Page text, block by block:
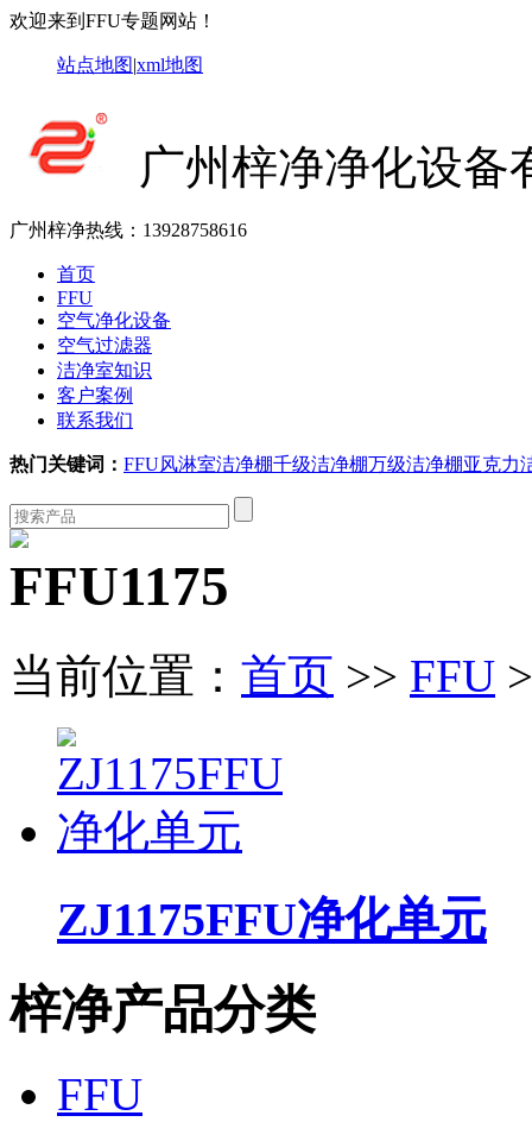
欢迎来到FFU专题网站！
站点地图|xml地图
广州梓净净化设备
广州梓净热线： 13928758616
首页
FFU
空气净化设备
空气过滤器
洁净室知识
客户案例
联系我们
热门关键词： FFU风淋室洁净棚千级洁净棚万级洁净棚亚克力
FFU1175
当前位置： 首页 >> FFU
ZJ1175FFU净化单元
梓净产品分类
FFU